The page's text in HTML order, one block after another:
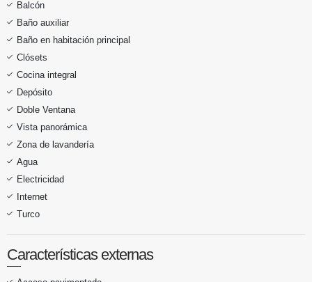
Balcón
Baño auxiliar
Baño en habitación principal
Clósets
Cocina integral
Depósito
Doble Ventana
Vista panorámica
Zona de lavandería
Agua
Electricidad
Internet
Turco
Características externas